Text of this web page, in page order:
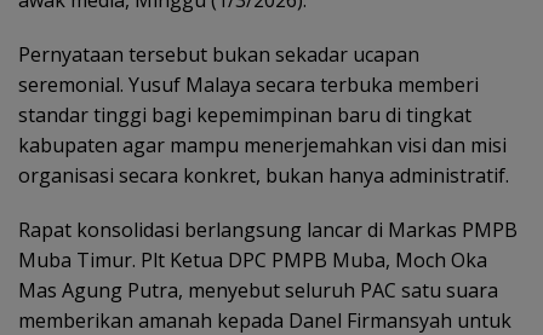
Pernyataan tersebut bukan sekadar ucapan
seremonial. Yusuf Malaya secara terbuka memberi
standar tinggi bagi kepemimpinan baru di tingkat
kabupaten agar mampu menerjemahkan visi dan misi
organisasi secara konkret, bukan hanya administratif.
Rapat konsolidasi berlangsung lancar di Markas PMPB
Muba Timur. Plt Ketua DPC PMPB Muba, Moch Oka
Mas Agung Putra, menyebut seluruh PAC satu suara
memberikan amanah kepada Danel Firmansyah untuk